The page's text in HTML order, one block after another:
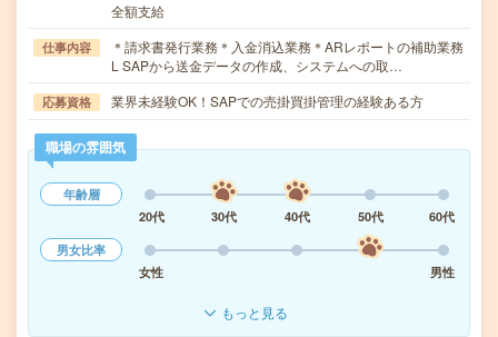
全額支給
仕事内容
＊請求書発行業務＊入金消込業務＊ARレポートの補助業務
L SAPから送金データの作成、システムへの取…
応募資格 業界未経験OK！SAPでの売掛買掛管理の経験ある方
職場の雰囲気
年齢層
20代
30代 40代 50代
60代
男女比率
女性
男性
もっと見る